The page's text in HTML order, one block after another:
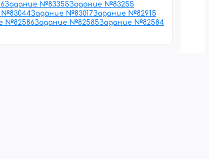
Задание №83355Задание №83255
№83044Задание №83017Задание №82915
№82586Задание №82585Задание №82584